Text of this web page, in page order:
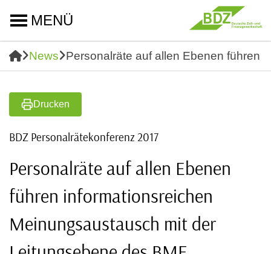
MENÜ
News Personalräte auf allen Ebenen führen
Drucken
BDZ Personalrätekonferenz 2017
Personalräte auf allen Ebenen
führen informationsreichen
Meinungsaustausch mit der